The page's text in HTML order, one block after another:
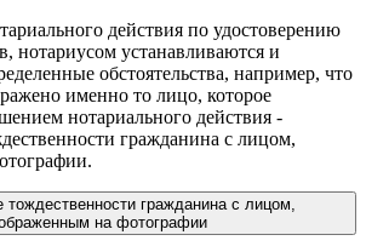
действия по удостоверению
нотариусом устанавливаются и
обстоятельства, например, что
именно то лицо, которое
нотариального действия -
гражданина с лицом,
тождественности гражданина с лицом,
на фотографии